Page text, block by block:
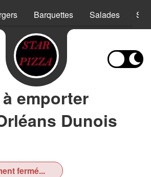
Barquettes Salades
emporter
Dunois
fermé...